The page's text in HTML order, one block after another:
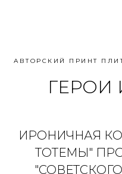
АВТОРСКИЙ ПРИНТ
ГЕРОИ
ИРОНИЧНАЯ
ТОТЕМЫ"